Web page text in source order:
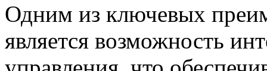
Одним из ключевых
является возможность